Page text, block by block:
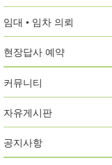
임대 • 임차 의뢰
현장답사 예약
커뮤니티
자유게시판
공지사항